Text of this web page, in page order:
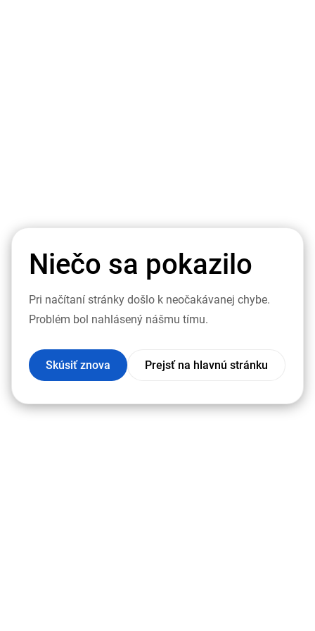
Niečo sa pokazilo
Pri načítaní stránky došlo k neočakávanej chybe.
Problém bol nahlásený nášmu tímu.
Skúsiť znova Prejsť na hlavnú stránku